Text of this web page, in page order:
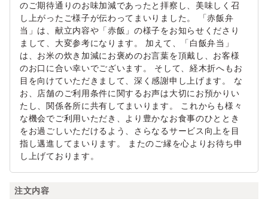
のご期待通りのお味加減であったと拝察し、美味しく召
し上がったご様子が伝わってまいりました。 「赤飯弁
当」は、献立内容や「赤飯」の様子をお知らせくださり
まして、大変参考になります。 加えて、「白飯弁当」
は、お米の炊き加減にお褒めのお言葉を頂戴し、お客様
のお口に合い幸いでございます。 そして、経木折へもお
目を向けていただきまして、深く感謝申し上げます。 な
お、店舗のご利用条件に関するお声は大切にお預かりい
たし、関係各所に共有してまいります。 これからも様々
な機会でご利用いただき、より豊かなお食事のひととき
をお過ごしいただけるよう、さらなるサービス向上を目
指し邁進してまいります。 またのご縁を心よりお待ち申
し上げております。
注文内容